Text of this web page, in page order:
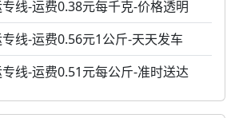
线-运费0.38元每千克-价格透明
线-运费0.56元1公斤-天天发车
线-运费0.51元每公斤-准时送达